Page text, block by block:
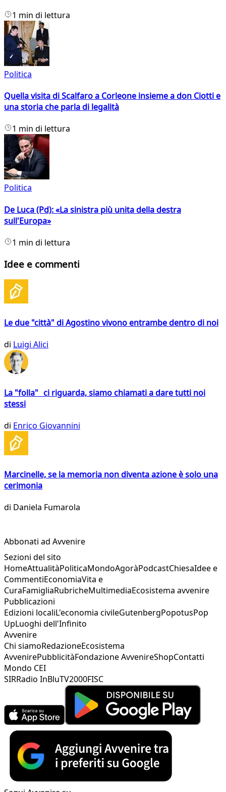
1 min di lettura
Politica
Quella visita di Scalfaro a Corleone insieme a don Ciotti e
una storia che parla di legalità
1 min di lettura
Politica
De Luca (Pd): «La sinistra più unita della destra
sull'Europa»
1 min di lettura
Idee e commenti
Le due "città" di Agostino vivono entrambe dentro di noi
di Luigi Alici
La "folla" ci riguarda, siamo chiamati a dare tutti noi
stessi
di Enrico Giovannini
Marcinelle, se la memoria non diventa azione è solo una
cerimonia
di Daniela Fumarola
Abbonati ad Avvenire
Sezioni del sito
HomeAttualitàPoliticaMondoAgoràPodcastChiesaIdee e
CommentiEconomiaVita e
CuraFamigliaRubricheMultimediaEcosistema avvenire
Pubblicazioni
Edizioni localiL'economia civileGutenbergPopotusPop
UpLuoghi dell'Infinito
Avvenire
Chi siamoRedazioneEcosistema
AvvenirePubblicitàFondazione AvvenireShopContatti
Mondo CEI
SIRRadio InBluTV2000FISC